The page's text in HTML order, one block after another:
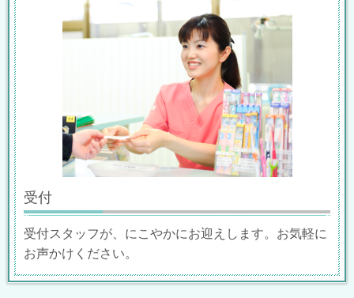
受付
受付スタッフが、にこやかにお迎えします。お気軽に
お声かけください。